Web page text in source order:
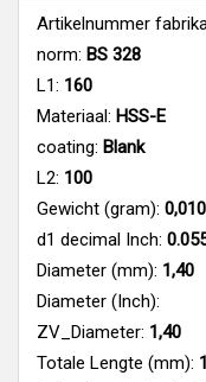
Artikelnummer
norm: BS 328
L1: 160
Materiaal: HSS-E
coating: Blank
L2: 100
Gewicht (gram):
d1 decimal Inch:
Diameter (mm): 1,40
Diameter (Inch):
ZV_Diameter: 1,40
Totale Lengte (mm):